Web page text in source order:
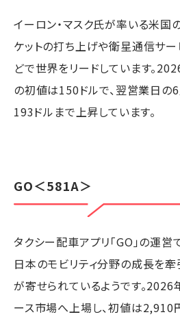
イーロン・マスク氏が率いる米国
ケットの打ち上げや衛星通信サー
どで世界をリードしています。
の初値は150ドルで、翌営業日
193ドルまで上昇しています。
GO＜581A＞
タクシー配車アプリ「GO」の運営
日本のモビリティ分野の成長を
が寄せられているようです。
ース市場へ上場し、初値は2,910